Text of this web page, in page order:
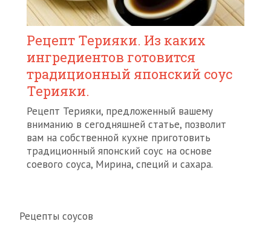
Рецепт Терияки. Из каких
ингредиентов готовится
традиционный японский соус
Терияки.
Рецепт Терияки, предложенный вашему
вниманию в сегодняшней статье, позволит
вам на собственной кухне приготовить
традиционный японский соус на основе
соевого соуса, Мирина, специй и сахара.
Рецепты соусов